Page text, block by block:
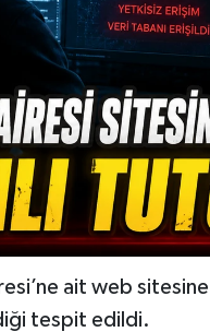
ait web
tespit edildi.